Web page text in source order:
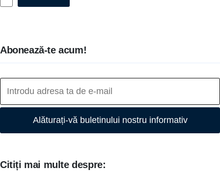
Abonează-te acum!
Alăturați-vă buletinului nostru informativ
Citiți mai multe despre: